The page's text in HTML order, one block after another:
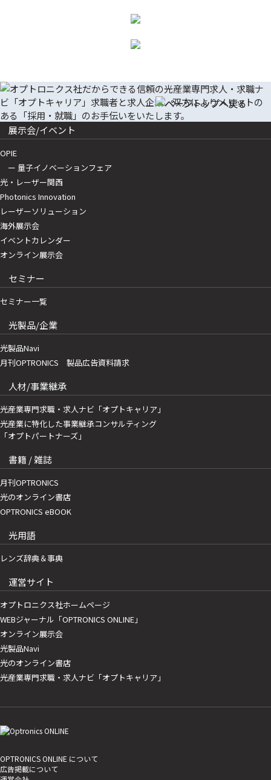
展示会/イベント
OPIE
ー 量子イノベーションフェア
光・レーザー関西
Photonics Innovation
レーザーソリューション
海外展示会
イベントカレンダー
オンライン展示会
セミナー
セミナー一覧
光製品/企業
光製品Navi
月刊OPTRONICS 製品広告資料請求
人材/事業継承
光産業専門求職・求人ナビ「オプトキャリア」
光産業に特化した事業継承コンサルティング
「オプトパートナーズ」
書籍 / 雑誌
月刊OPTRONICS
光のオンライン書店
OPTRONICS eBOOK
光用語
レンズ辞典＆事典
運営サイト
オプトロニクス社ホームページ
WEBジャーナル「OPTRONICS ONLINE」
オンライン展示会
光製品Navi
光のオンライン書店
光産業専門求職・求人ナビ「オプトキャリア」
OPTRONICS ONLINE について
広告掲載について